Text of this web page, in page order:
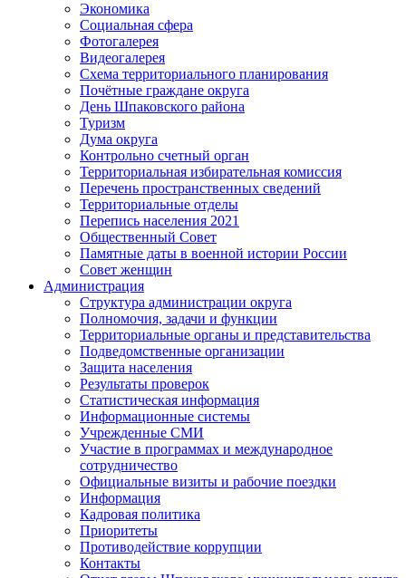
Экономика
Социальная сфера
Фотогалерея
Видеогалерея
Схема территориального планирования
Почётные граждане округа
День Шпаковского района
Туризм
Дума округа
Контрольно счетный орган
Территориальная избирательная комиссия
Перечень пространственных сведений
Территориальные отделы
Перепись населения 2021
Общественный Совет
Памятные даты в военной истории России
Совет женщин
Администрация
Структура администрации округа
Полномочия, задачи и функции
Территориальные органы и представительства
Подведомственные организации
Защита населения
Результаты проверок
Статистическая информация
Информационные системы
Учрежденные СМИ
Участие в программах и международное
сотрудничество
Официальные визиты и рабочие поездки
Информация
Кадровая политика
Приоритеты
Противодействие коррупции
Контакты